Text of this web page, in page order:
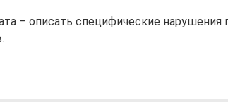
– описать специфические